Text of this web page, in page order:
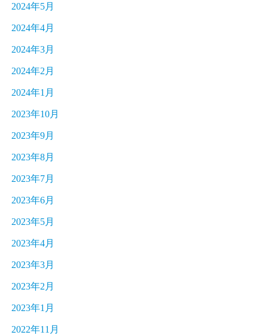
2024年5月
2024年4月
2024年3月
2024年2月
2024年1月
2023年10月
2023年9月
2023年8月
2023年7月
2023年6月
2023年5月
2023年4月
2023年3月
2023年2月
2023年1月
2022年11月